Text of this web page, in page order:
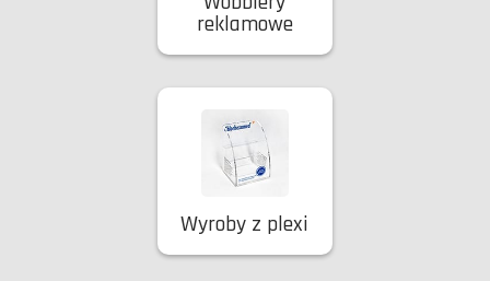
reklamowe
Wyroby z plexi